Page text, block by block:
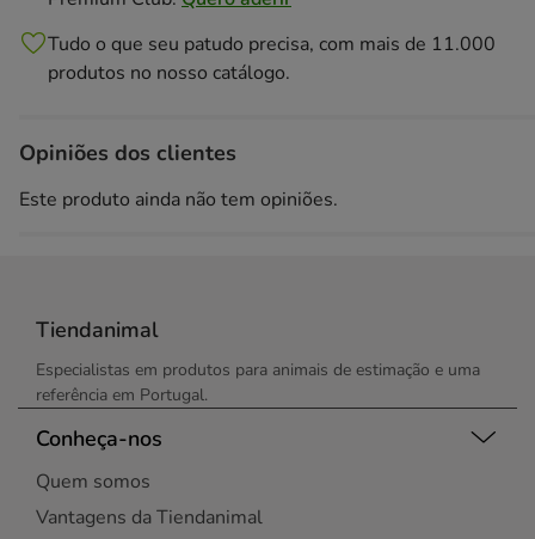
Tudo o que seu patudo precisa, com mais de 11.000
produtos no nosso catálogo.
Opiniões dos clientes
Este produto ainda não tem opiniões.
Tiendanimal
Especialistas em produtos para animais de estimação e uma
referência em Portugal.
Conheça-nos
Quem somos
Vantagens da Tiendanimal